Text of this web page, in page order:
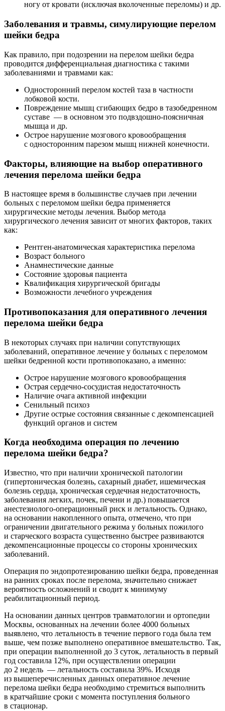
ногу от кровати (исключая вколоченные переломы) и др.
Заболевания и травмы, симулирующие перелом
шейки бедра
Как правило, при подозрении на перелом шейки бедра
проводится дифференциальная диагностика с такими
заболеваниями и травмами как:
Односторонний перелом костей таза в частности
лобковой кости.
Повреждение мышц сгибающих бедро в тазобедренном
суставе — в основном это подвздошно-поясничная
мышца и др.
Острое нарушение мозгового кровообращения
с односторонним парезом мышц нижней конечности.
Факторы, влияющие на выбор оперативного
лечения перелома шейки бедра
В настоящее время в большинстве случаев при лечении
больных с переломом шейки бедра применяется
хирургические методы лечения. Выбор метода
хирургического лечения зависит от многих факторов, таких
как:
Рентген-анатомическая характеристика перелома
Возраст больного
Анамнестические данные
Состояние здоровья пациента
Квалификация хирургической бригады
Возможности лечебного учреждения
Противопоказания для оперативного лечения
перелома шейки бедра
В некоторых случаях при наличии сопутствующих
заболеваний, оперативное лечение у больных с переломом
шейки бедренной кости противопоказано, а именно:
Острое нарушение мозгового кровообращения
Острая сердечно-сосудистая недостаточность
Наличие очага активной инфекции
Сенильный психоз
Другие острые состояния связанные с декомпенсацией
функций органов и систем
Когда необходима операция по лечению
перелома шейки бедра?
Известно, что при наличии хронической патологии
(гипертоническая болезнь, сахарный диабет, ишемическая
болезнь сердца, хроническая сердечная недостаточность,
заболевания легких, почек, печени и др.) повышается
анестезиолого-операционный риск и летальность. Однако,
на основании накопленного опыта, отмечено, что при
ограничении двигательного режима у больных пожилого
и старческого возраста существенно быстрее развиваются
декомпенсационные процессы со стороны хронических
заболеваний.
Операция по эндопротезированию шейки бедра, проведенная
на ранних сроках после перелома, значительно снижает
вероятность осложнений и сводит к минимуму
реабилитационный период.
На основании данных центров травматологии и ортопедии
Москвы, основанных на лечении более 4000 больных
выявлено, что летальность в течение первого года была тем
выше, чем позже выполнено оперативное вмешательство. Так,
при операции выполненной до 3 суток, летальность в первый
год составила 12%, при осуществлении операции
до 2 недель — летальность составила 39%. Исходя
из вышеперечисленных данных оперативное лечение
перелома шейки бедра необходимо стремиться выполнить
в кратчайшие сроки с момента поступления больного
в стационар.